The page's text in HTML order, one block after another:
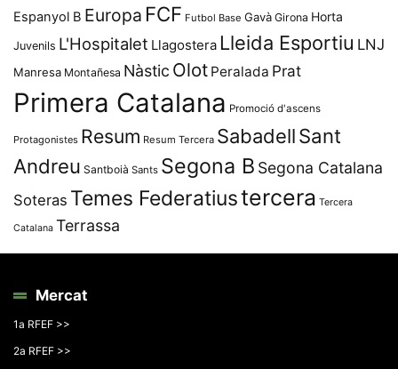
Espanyol B Europa FCF Futbol Base Gavà Girona Horta
Juvenils L'Hospitalet Llagostera Lleida Esportiu LNJ
Manresa Montañesa Nàstic Olot Peralada Prat
Primera Catalana Promoció d'ascens
Protagonistes Resum Resum Tercera SabadellSant
Andreu Santboià Sants Segona B Segona Catalana
Soteras Temes Federatiustercera Tercera
Catalana Terrassa
Mercat
1a RFEF >>
2a RFEF >>